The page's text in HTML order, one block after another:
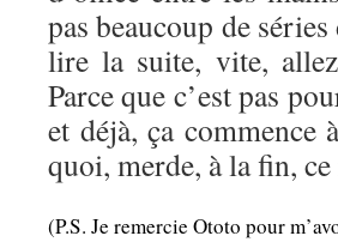
pas beaucoup de
lire la suite, vite,
Parce que c’est pas
et déjà, ça commence
quoi, merde, à la fin,
(P.S. Je remercie Ototo pour